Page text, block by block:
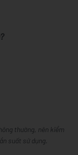
thường, nên kiểm
suất sử dụng.